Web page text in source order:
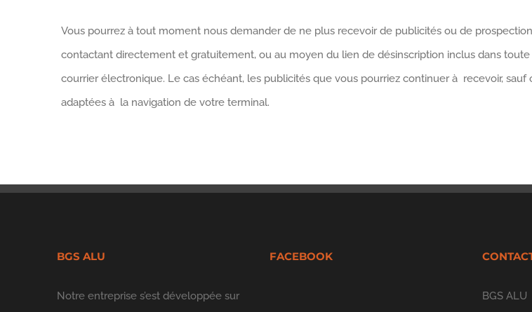
Vous pourrez à tout moment nous demander de ne plus recevoir de publicités ou de
contactant directement et gratuitement, ou au moyen du lien de désinscription inclus dans
courrier électronique. Le cas échéant, les publicités que vous pourriez continuer à recevoir,
adaptées à la navigation de votre terminal.
BGS ALU
Notre entreprise s’est développée sur
FACEBOOK
BGS ALU